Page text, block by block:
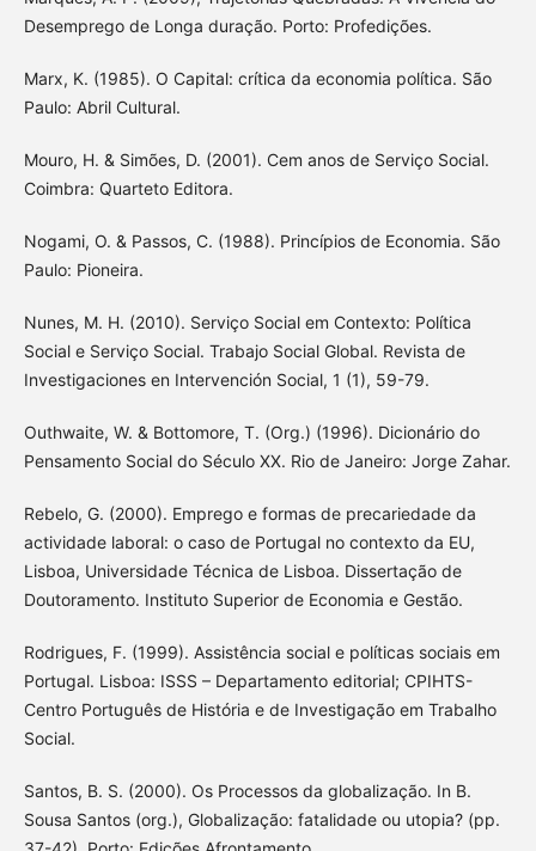
Desemprego de Longa duração. Porto: Profedições.
Marx, K. (1985). O Capital: crítica da economia política. São
Paulo: Abril Cultural.
Mouro, H. & Simões, D. (2001). Cem anos de Serviço Social.
Coimbra: Quarteto Editora.
Nogami, O. & Passos, C. (1988). Princípios de Economia. São
Paulo: Pioneira.
Nunes, M. H. (2010). Serviço Social em Contexto: Política
Social e Serviço Social. Trabajo Social Global. Revista de
Investigaciones en Intervención Social, 1 (1), 59-79.
Outhwaite, W. & Bottomore, T. (Org.) (1996). Dicionário do
Pensamento Social do Século XX. Rio de Janeiro: Jorge Zahar.
Rebelo, G. (2000). Emprego e formas de precariedade da
actividade laboral: o caso de Portugal no contexto da EU,
Lisboa, Universidade Técnica de Lisboa. Dissertação de
Doutoramento. Instituto Superior de Economia e Gestão.
Rodrigues, F. (1999). Assistência social e políticas sociais em
Portugal. Lisboa: ISSS – Departamento editorial; CPIHTS-
Centro Português de História e de Investigação em Trabalho
Social.
Santos, B. S. (2000). Os Processos da globalização. In B.
Sousa Santos (org.), Globalização: fatalidade ou utopia? (pp.